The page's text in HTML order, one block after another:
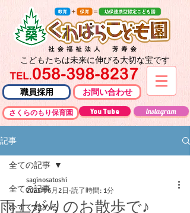
こどもたちは未来に伸びる大切な宝です
職員採用 お問い合わせ
さくらのもり保育園 You Tube instagram
記事
全ての記事
今すぐ始める
全ての記事
雨上がりのお散歩で♪
saginosatoshi
2023年6月2日 読了時間: 1分